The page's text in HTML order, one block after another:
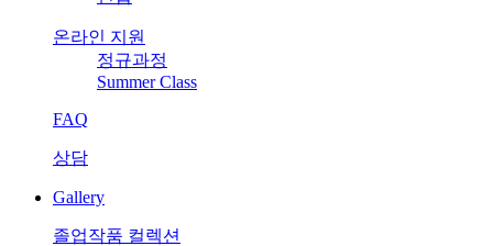
온라인 지원
정규과정
Summer Class
FAQ
상담
Gallery
졸업작품 컬렉션